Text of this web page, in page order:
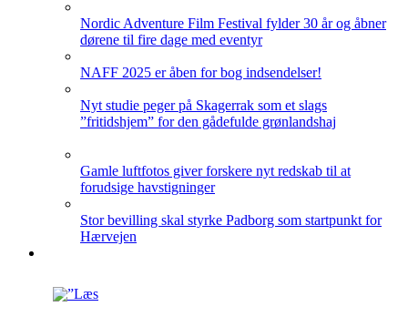
Nordic Adventure Film Festival fylder 30 år og åbner
dørene til fire dage med eventyr
NAFF 2025 er åben for bog indsendelser!
Nyt studie peger på Skagerrak som et slags
”fritidshjem” for den gådefulde grønlandshaj
Gamle luftfotos giver forskere nyt redskab til at
forudsige havstigninger
Stor bevilling skal styrke Padborg som startpunkt for
Hærvejen